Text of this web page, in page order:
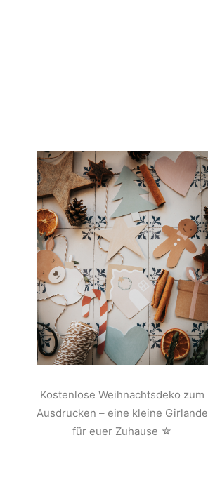
Kostenlose Weihnachtsdeko zum
Ausdrucken – eine kleine Girlande
für euer Zuhause ☆